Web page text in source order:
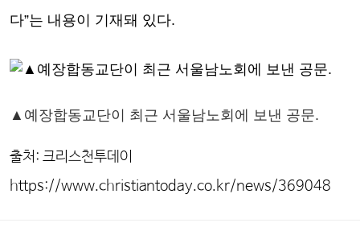
다”는 내용이 기재돼 있다.
▲예장합동교단이 최근 서울남노회에 보낸 공문.
출처: 크리스천투데이
https://www.christiantoday.co.kr/news/369048